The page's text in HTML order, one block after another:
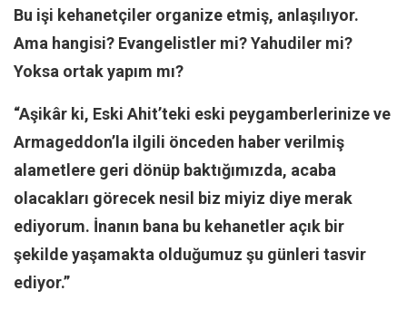
Barış Tarımcıoğlu
Ömer Kayani
Yusuf Armağan
Leyla Şerif Emin
Selçuk Türkyılmaz
Mehmet Ali Tekin
Abir E. Nahas
Amina S. Jenenkovic
Bağdagül Öz
Bu işi kehanetçiler organize etmiş, anlaşılıyor.
Ama hangisi? Evangelistler mi? Yahudiler mi?
Yoksa ortak yapım mı?
“Aşikâr ki, Eski Ahit’teki eski peygamberlerinize ve
Armageddon’la ilgili önceden haber verilmiş
alametlere geri dönüp baktığımızda, acaba
olacakları görecek nesil biz miyiz diye merak
ediyorum. İnanın bana bu kehanetler açık bir
şekilde yaşamakta olduğumuz şu günleri tasvir
ediyor.”